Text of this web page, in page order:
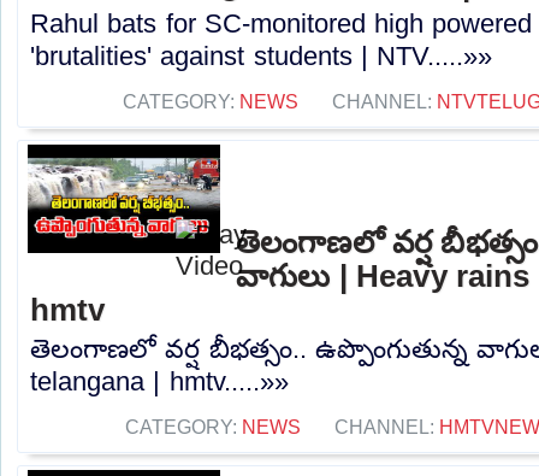
Rahul bats for SC-monitored high
'brutalities' against students | NTV.....»»
CATEGORY: NEWS CHANNEL:
తెలంగాణలో వర్ష
వాగులు | Heavy
hmtv
తెలంగాణలో వర్ష బీభత్సం.. ఉప్పొంగుతున్న
telangana | hmtv.....»»
CATEGORY: NEWS CHANNEL: